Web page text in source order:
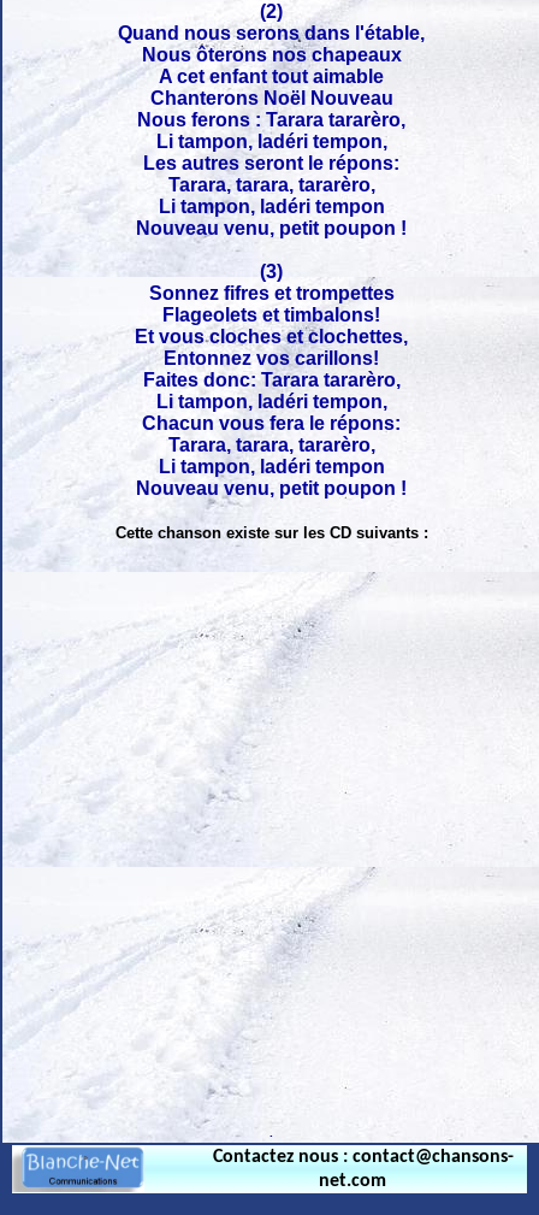
(2)
Quand nous serons dans l'étable,
Nous ôterons nos chapeaux
A cet enfant tout aimable
Chanterons Noël Nouveau
Nous ferons : Tarara tararèro,
Li tampon, ladéri tempon,
Les autres seront le répons:
Tarara, tarara, tararèro,
Li tampon, ladéri tempon
Nouveau venu, petit poupon !
(3)
Sonnez fifres et trompettes
Flageolets et timbalons!
Et vous cloches et clochettes,
Entonnez vos carillons!
Faites donc: Tarara tararèro,
Li tampon, ladéri tempon,
Chacun vous fera le répons:
Tarara, tarara, tararèro,
Li tampon, ladéri tempon
Nouveau venu, petit poupon !
Cette chanson existe sur les CD suivants :
.
Contactez nous : contact@chansons-
net.com